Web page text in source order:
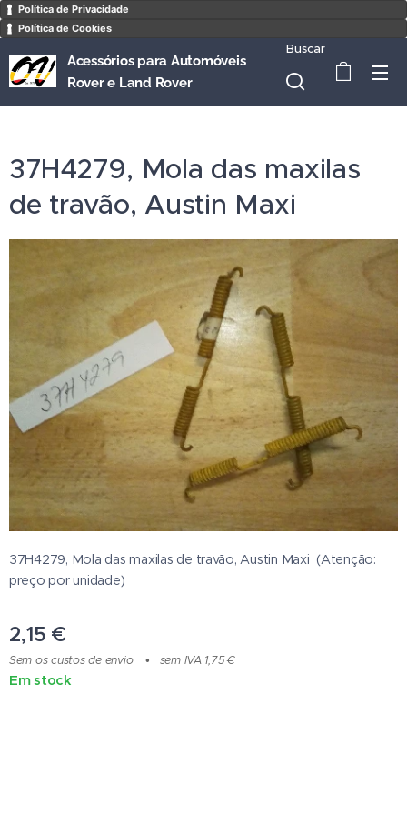
Política de Privacidade
Política de Cookies
Acessórios para Automóveis
Rover e Land Rover
Buscar
37H4279, Mola das maxilas
de travão, Austin Maxi
37H4279, Mola das maxilas de travão, Austin Maxi (Atenção:
preço por unidade)
2,15 €
Sem os custos de envio sem IVA 1,75 €
Em stock